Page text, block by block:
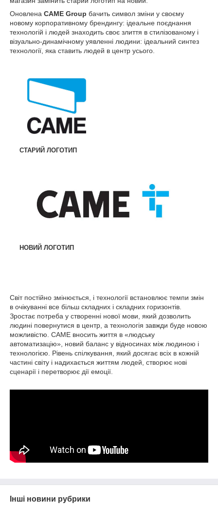
Оновлена CAME Group бачить символ зміни у своєму
новому корпоративному брендингу: ідеальне поєднання
технологій і людей знаходить своє злиття в стилізованому і
візуально-динамічному уявленні людини: ідеальний синтез
технології, яка ставить людей в центр усього.
СТАРИЙ ЛОГОТИП
НОВИЙ ЛОГОТИП
Світ постійно змінюється, і технології встановлює темпи змін
в очікуванні все більш складних і складних горизонтів.
Зростає потреба у створенні нової мови, який дозволить
людині повернутися в центр, а технологія завжди буде новою
можливістю. CAME вносить життя в «людську
автоматизацію», новий баланс у відносинах між людиною і
технологією. Рівень спілкування, який досягає всіх в кожній
частині світу і надихається життям людей, створює нові
сценарії і перетворює дії емоції.
Інші новини рубрики